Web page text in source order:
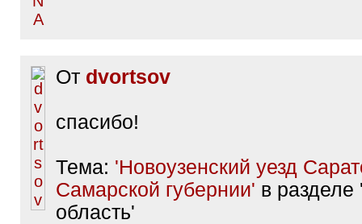
От dvortsov
спасибо!
Тема: 'Новоузенский уезд
Самарской губернии' в разделе
область'